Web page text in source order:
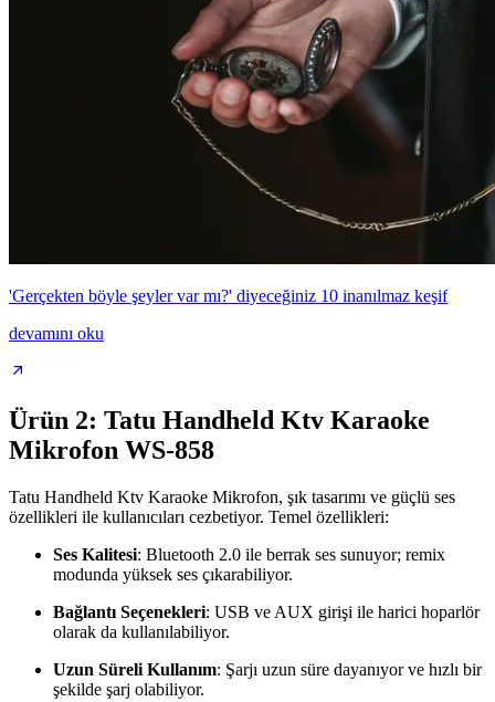
'Gerçekten böyle şeyler var mı?' diyeceğiniz 10 inanılmaz keşif
devamını oku
Ürün 2: Tatu Handheld Ktv Karaoke
Mikrofon WS-858
Tatu Handheld Ktv Karaoke Mikrofon, şık tasarımı ve güçlü ses
özellikleri ile kullanıcıları cezbetiyor. Temel özellikleri:
Ses Kalitesi: Bluetooth 2.0 ile berrak ses sunuyor; remix
modunda yüksek ses çıkarabiliyor.
Bağlantı Seçenekleri: USB ve AUX girişi ile harici hoparlör
olarak da kullanılabiliyor.
Uzun Süreli Kullanım: Şarjı uzun süre dayanıyor ve hızlı bir
şekilde şarj olabiliyor.